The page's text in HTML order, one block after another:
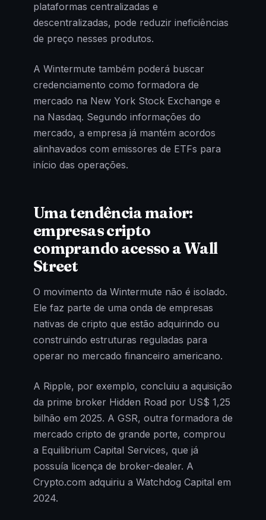
plataformas centralizadas e
descentralizadas, pode reduzir ineficiências
de preço nesses produtos.
A Wintermute também poderá buscar
credenciamento como formadora de
mercado na New York Stock Exchange e
na Nasdaq. Segundo informações do
mercado, a empresa já mantém acordos
alinhavados com emissores de ETFs para
início das operações.
Uma tendência maior:
empresas cripto
comprando acesso a Wall
Street
O movimento da Wintermute não é isolado.
Ele faz parte de uma onda de empresas
nativas de cripto que estão adquirindo ou
construindo estruturas reguladas para
operar no mercado financeiro americano.
A Ripple, por exemplo, concluiu a aquisição
da prime broker Hidden Road por US$ 1,25
bilhão em 2025. A GSR, outra formadora de
mercado cripto de grande porte, comprou
a Equilibrium Capital Services, que já
possuía licença de broker-dealer. A
Crypto.com adquiriu a Watchdog Capital em
2024.